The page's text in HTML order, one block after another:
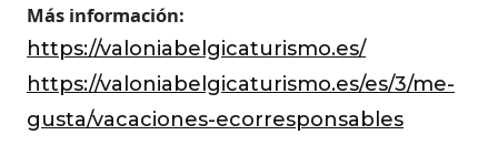
Más información:
https://valoniabelgicaturismo.es/
https://valoniabelgicaturismo.es/es/3/me-
gusta/vacaciones-ecorresponsables